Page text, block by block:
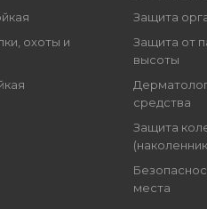
охоты и
Защита
Защита от
высоты
средства
Защита
места